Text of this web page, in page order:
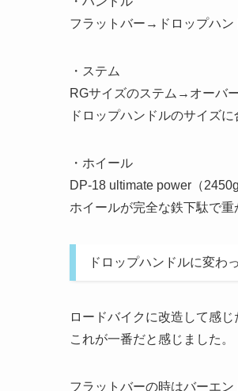
フラットバー→ドロップハン
・ステム
RGサイズのステム→オーバ
ドロップハンドルのサイズ
・ホイール
DP-18 ultimate power（
ホイールが完全な鉄下駄で重
ドロップハンドルに変わ
ロードバイクに改造して感
これが一番だと感じました。
フラットバーの時はバーエ